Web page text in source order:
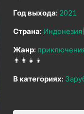
Год выхода: 2021
Страна: Индонезия
Жанр:
👨‍👩‍👧‍👦
В категориях: